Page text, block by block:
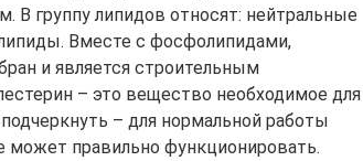
В группу липидов относят: нейтральные
Вместе с фосфолипидами,
и является строительным
– это вещество необходимое для
– для нормальной работы
может правильно функционировать.